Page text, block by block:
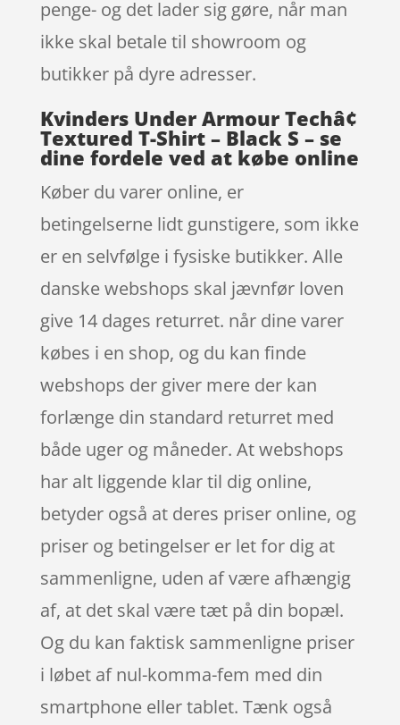
penge- og det lader sig gøre, når man
ikke skal betale til showroom og
butikker på dyre adresser.
Kvinders Under Armour Techâ¢
Textured T-Shirt – Black S – se
dine fordele ved at købe online
Køber du varer online, er
betingelserne lidt gunstigere, som ikke
er en selvfølge i fysiske butikker. Alle
danske webshops skal jævnfør loven
give 14 dages returret. når dine varer
købes i en shop, og du kan finde
webshops der giver mere der kan
forlænge din standard returret med
både uger og måneder. At webshops
har alt liggende klar til dig online,
betyder også at deres priser online, og
priser og betingelser er let for dig at
sammenligne, uden af være afhængig
af, at det skal være tæt på din bopæl.
Og du kan faktisk sammenligne priser
i løbet af nul-komma-fem med din
smartphone eller tablet. Tænk også